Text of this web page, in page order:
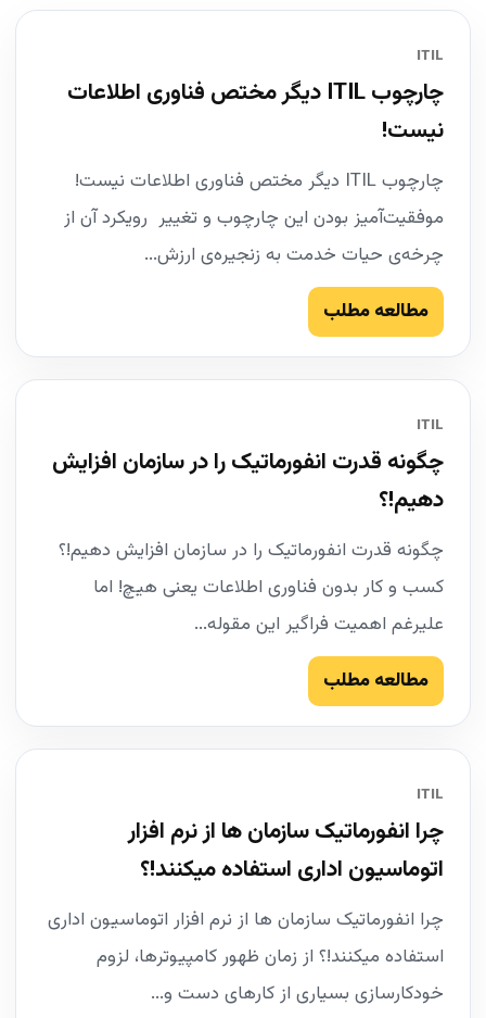
ITIL
چارچوب ITIL دیگر مختص فناوری اطلاعات
نیست!
چارچوب ITIL دیگر مختص فناوری اطلاعات نیست!
موفقیت‌آمیز بودن این چارچوب و تغییر رویکرد آن از
چرخه‌ی حیات خدمت به زنجیره‌ی ارزش...
مطالعه مطلب
ITIL
چگونه قدرت انفورماتیک را در سازمان افزایش
دهیم!؟
چگونه قدرت انفورماتیک را در سازمان افزایش دهیم!؟
کسب و کار بدون فناوری اطلاعات یعنی هیچ! اما
علیرغم اهمیت فراگیر این مقوله...
مطالعه مطلب
ITIL
چرا انفورماتیک سازمان ها از نرم افزار
اتوماسیون اداری استفاده میکنند!؟
چرا انفورماتیک سازمان ها از نرم افزار اتوماسیون اداری
استفاده میکنند!؟ از زمان ظهور کامپیوترها، لزوم
خودکارسازی بسیاری از کارهای دست و...